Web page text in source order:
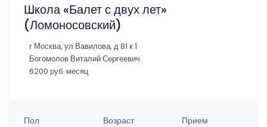
Школа «Балет с двух лет»
(Ломоносовский)
г Москва, ул Вавилова, д 81 к 1
Богомолов Виталий Сергеевич
6200 руб. месяц
Пол Возраст Прием